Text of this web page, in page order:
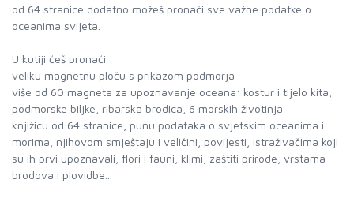
od 64 stranice dodatno možeš pronaći sve važne podatke o
oceanima svijeta.
U kutiji ćeš pronaći:
veliku magnetnu ploču s prikazom podmorja
više od 60 magneta za upoznavanje oceana: kostur i tijelo kita,
podmorske biljke, ribarska brodica, 6 morskih životinja
knjižicu od 64 stranice, punu podataka o svjetskim oceanima i
morima, njihovom smještaju i veličini, povijesti, istraživačima koji
su ih prvi upoznavali, flori i fauni, klimi, zaštiti prirode, vrstama